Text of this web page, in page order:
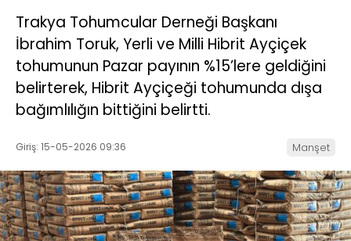
Trakya Tohumcular Derneği Başkanı
İbrahim Toruk, Yerli ve Milli Hibrit Ayçiçek
tohumunun Pazar payının %15’lere geldiğini
belirterek, Hibrit Ayçiçeği tohumunda dışa
bağımlılığın bittiğini belirtti.
Giriş: 15-05-2026 09:36 Manşet